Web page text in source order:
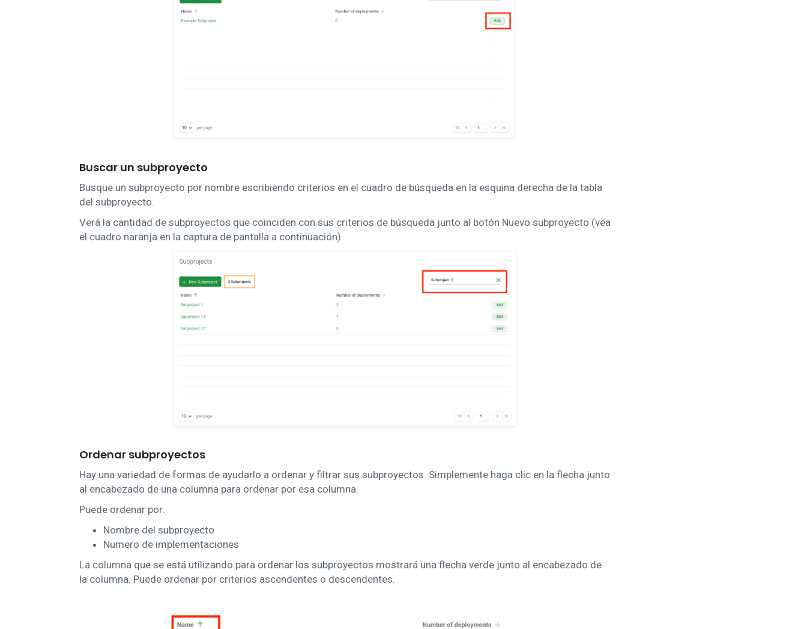
Buscar un subproyecto
Busque un subproyecto por nombre escribiendo criterios en el cuadro de búsqueda en la esquina derecha de la tabla
del subproyecto.
Verá la cantidad de subproyectos que coinciden con sus criterios de búsqueda junto al botón Nuevo subproyecto (vea
el cuadro naranja en la captura de pantalla a continuación).
Ordenar subproyectos
Hay una variedad de formas de ayudarlo a ordenar y filtrar sus subproyectos. Simplemente haga clic en la flecha junto
al encabezado de una columna para ordenar por esa columna.
Puede ordenar por:
Nombre del subproyecto
Numero de implementaciones
La columna que se está utilizando para ordenar los subproyectos mostrará una flecha verde junto al encabezado de
la columna. Puede ordenar por criterios ascendentes o descendentes.